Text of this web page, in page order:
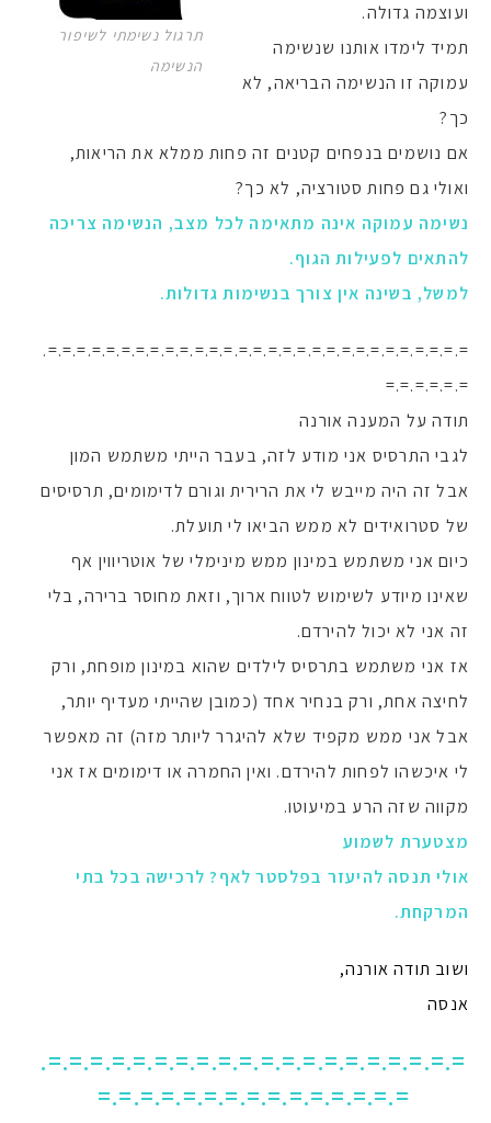
תרגול נשימתי לשיפור
הנשימה
ועוצמה גדולה.
תמיד לימדו אותנו שנשימה
עמוקה זו הנשימה הבריאה, לא
כך?
אם נושמים בנפחים קטנים זה פחות ממלא את הריאות,
ואולי גם פחות סטורציה, לא כך?
נשימה עמוקה אינה מתאימה לכל מצב, הנשימה צריכה
להתאים לפעילות הגוף.
למשל, בשינה אין צורך בנשימות גדולות.
=.=.=.=.=.=.=.=.=.=.=.=.=.=.=.=.=.=.=.=.=.=.=.=.=.=.=.=.=.
=.=.=.=.=.=
תודה על המענה אורנה
לגבי התרסיס אני מודע לזה, בעבר הייתי משתמש המון
אבל זה היה מייבש לי את הרירית וגורם לדימומים, תרסיסים
של סטרואידים לא ממש הביאו לי תועלת.
כיום אני משתמש במינון ממש מינימלי של אוטריווין אף
שאינו מיודע לשימוש לטווח ארוך, וזאת מחוסר ברירה, בלי
זה אני לא יכול להירדם.
אז אני משתמש בתרסיס לילדים שהוא במינון מופחת, ורק
לחיצה אחת, ורק בנחיר אחד (כמובן שהייתי מעדיף יותר,
אבל אני ממש מקפיד שלא להיגרר ליותר מזה) זה מאפשר
לי איכשהו לפחות להירדם. ואין החמרה או דימומים אז אני
מקווה שזה הרע במיעוטו.
מצטערת לשמוע
אולי תנסה להיעזר בפלסטר לאף? לרכישה בכל בתי
המרקחת.
ושוב תודה אורנה,
אנסה
=.=.=.=.=.=.=.=.=.=.=.=.=.=.=.=.=.=.=.=.
=.=.=.=.=.=.=.=.=.=.=.=.=.=.=